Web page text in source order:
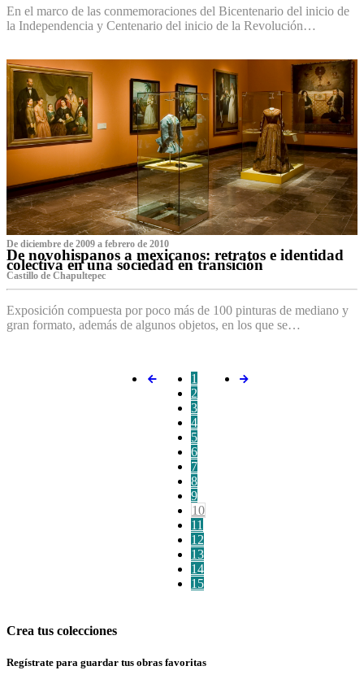
En el marco de las conmemoraciones del Bicentenario del inicio de
la Independencia y Centenario del inicio de la Revolución…
De diciembre de 2009 a febrero de 2010
De novohispanos a mexicanos: retratos e identidad
colectiva en una sociedad en transición
Castillo de Chapultepec
Exposición compuesta por poco más de 100 pinturas de mediano y
gran formato, además de algunos objetos, en los que se…
1
2
3
4
5
6
7
8
9
10
11
12
13
14
15
Crea tus colecciones
Regístrate para guardar tus obras favoritas